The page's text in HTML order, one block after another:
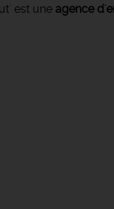
est une agence